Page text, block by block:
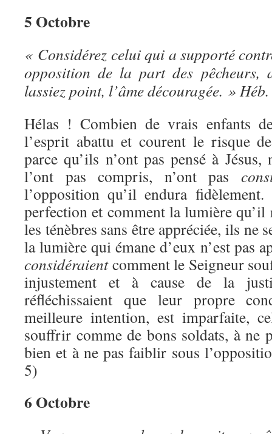
5 Octobre
« Considérez celui qui a supporté
opposition de la part des pêcheurs,
lassiez point, l’âme découragée. »
Hélas ! Combien de vrais enfants
l’esprit abattu et courent le risque
parce qu’ils n’ont pas pensé à
l’ont pas compris, n’ont pas
l’opposition qu’il endura
perfection et comment la lumière
les ténèbres sans être appréciée, ils ne
la lumière qui émane d’eux n’est pas
considéraientcomment le Seigneur
injustement et à cause de la
réfléchissaient que leur propre
meilleure intention, est imparfaite,
souffrir comme de bons soldats, à ne
bien et à ne pas faiblir sous
5)
6 Octobre